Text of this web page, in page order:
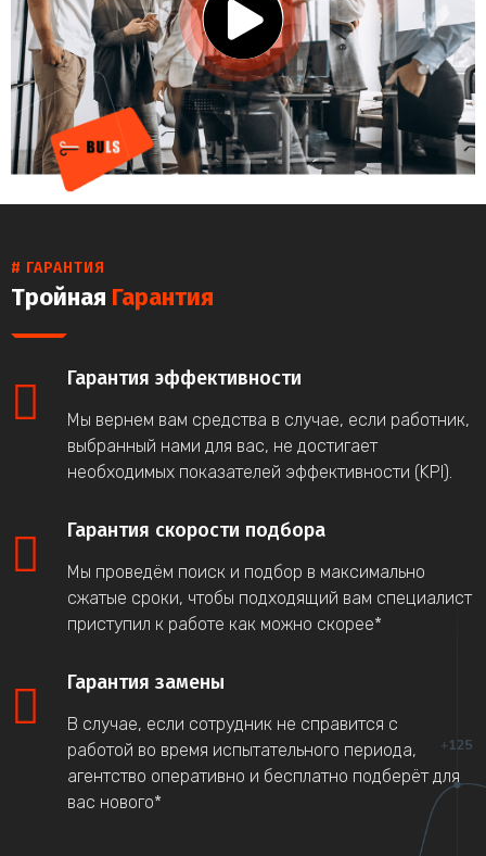
# ГАРАНТИЯ
Тройная Гарантия
Гарантия эффективности
Мы вернем вам средства в случае, если работник,
выбранный нами для вас, не достигает
необходимых показателей эффективности (KPI).
Гарантия скорости подбора
Мы проведём поиск и подбор в максимально
сжатые сроки, чтобы подходящий вам специалист
приступил к работе как можно скорее*
Гарантия замены
В случае, если сотрудник не справится с
работой во время испытательного периода,
агентство оперативно и бесплатно подберёт для
вас нового*